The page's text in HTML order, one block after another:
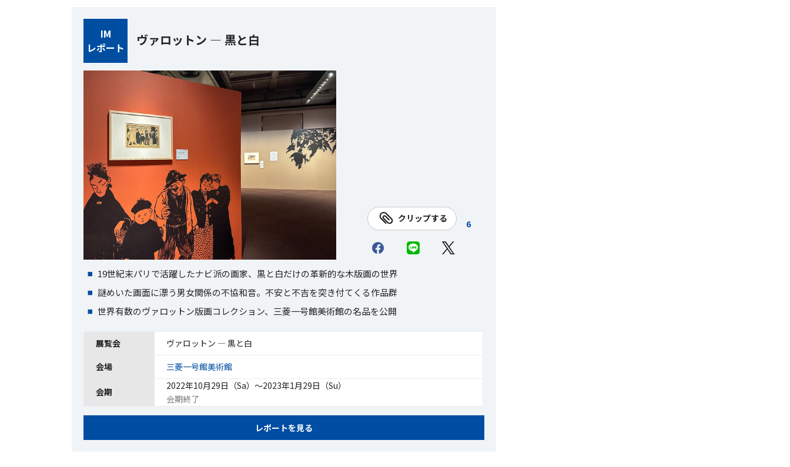
IM
レポート
ヴァロットン ― 黒と白
クリップする 6
19世紀末パリで活躍したナビ派の画家、黒と白だけの革新的な木版画の世界
謎めいた画面に漂う男女関係の不協和音。不安と不吉を突き付てくる作品群
世界有数のヴァロットン版画コレクション、三菱一号館美術館の名品を公開
展覧会
ヴァロットン ― 黒と白
会場
三菱一号館美術館
会期
2022年10月29日（Sa）〜2023年1月29日（Su）
会期終了
レポートを見る